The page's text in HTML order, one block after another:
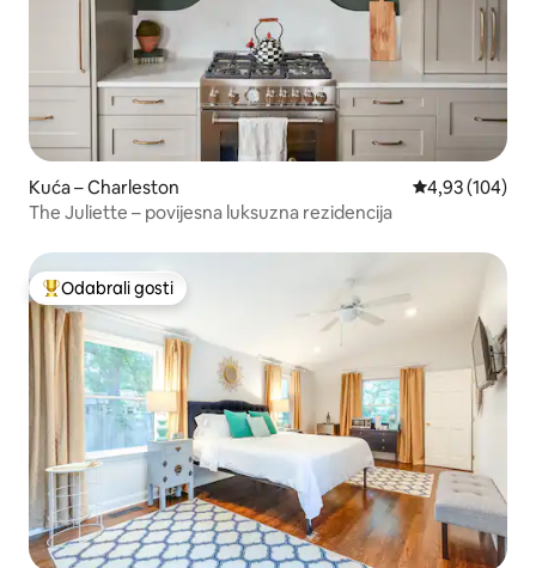
Kuća – Charleston Prosječna
4,93 (104)
The Juliette – povijesna luksuzna rezidencija
Među najviše rangiranima s oznakom „Odabrali gosti”
Odabrali gosti